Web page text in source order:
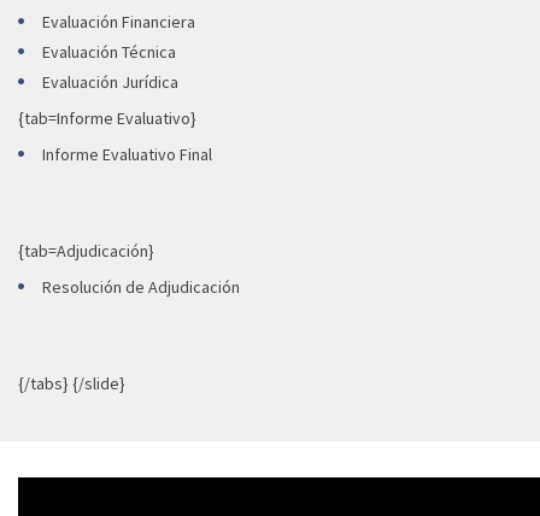
Evaluación Financiera
Evaluación Técnica
Evaluación Jurídica
{tab=Informe Evaluativo}
Informe Evaluativo Final
{tab=Adjudicación}
Resolución de Adjudicación
{/tabs} {/slide}